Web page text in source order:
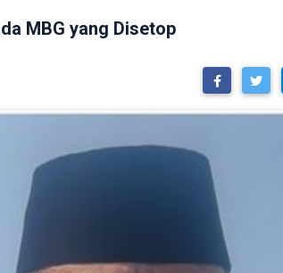
MBG yang Disetop